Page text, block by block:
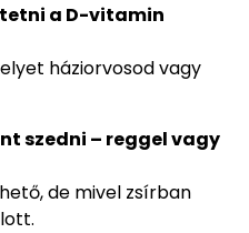
a D-vitamin
háziorvosod vagy
szedni – reggel vagy
de mivel zsírban